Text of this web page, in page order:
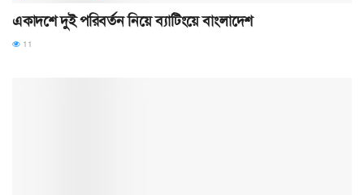
একাদশে দুই পরিবর্তন নিয়ে ব্যাটিংয়ে বাংলাদেশ
11